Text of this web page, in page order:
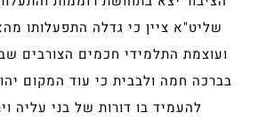
שליט"א ציין כי גדלה התפעלותו
ועוצמת התלמידי חכמים הצורבים
בברכה חמה ולבבית כי עוד המקום
להעמיד בו דורות של בני עליה